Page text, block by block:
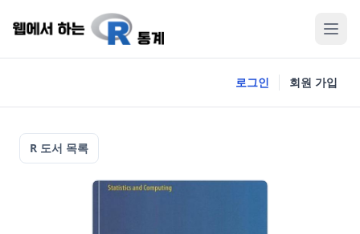
로그인 회원 가입
R 도서 목록